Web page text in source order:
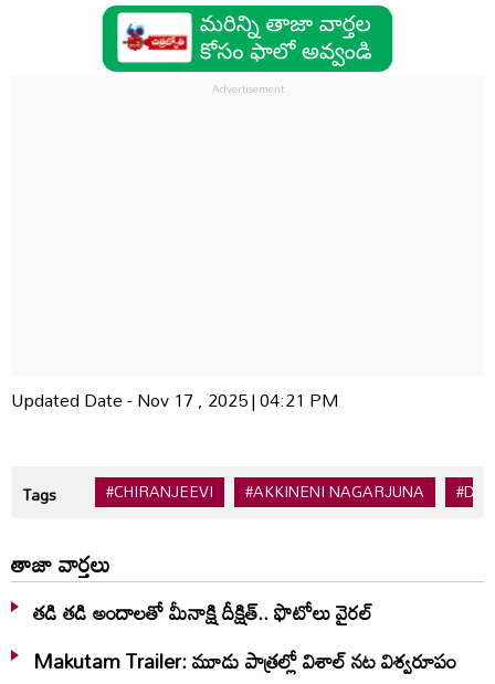
Updated Date - Nov 17 , 2025 | 04:21 PM
Tags #CHIRANJEEVI #AKKINENI NAGARJUNA #DIL
తాజా వార్తలు
తడి తడి అందాలతో మీనాక్షి దీక్షిత్‌.. ఫొటోలు వైరల్
Makutam Trailer: మూడు పాత్రల్లో విశాల్ నట విశ్వరూపం